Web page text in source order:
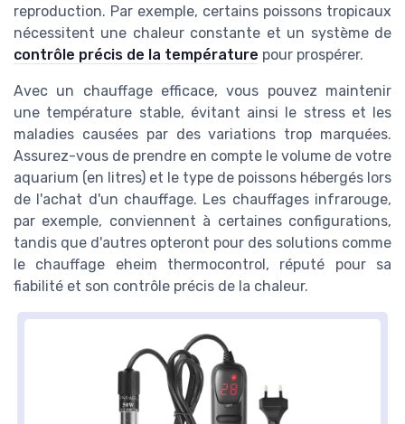
reproduction. Par exemple, certains poissons tropicaux
nécessitent une chaleur constante et un système de
contrôle précis de la température pour prospérer.
Avec un chauffage efficace, vous pouvez maintenir
une température stable, évitant ainsi le stress et les
maladies causées par des variations trop marquées.
Assurez-vous de prendre en compte le volume de votre
aquarium (en litres) et le type de poissons hébergés lors
de l'achat d'un chauffage. Les chauffages infrarouge,
par exemple, conviennent à certaines configurations,
tandis que d'autres opteront pour des solutions comme
le chauffage eheim thermocontrol, réputé pour sa
fiabilité et son contrôle précis de la chaleur.